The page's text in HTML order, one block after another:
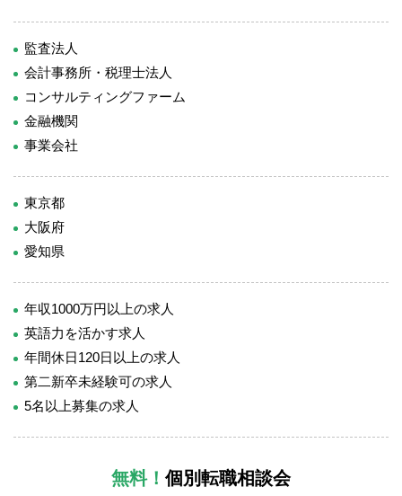
監査法人
会計事務所・税理士法人
コンサルティングファーム
金融機関
事業会社
東京都
大阪府
愛知県
年収1000万円以上の求人
英語力を活かす求人
年間休日120日以上の求人
第二新卒未経験可の求人
5名以上募集の求人
無料！ 個別転職相談会